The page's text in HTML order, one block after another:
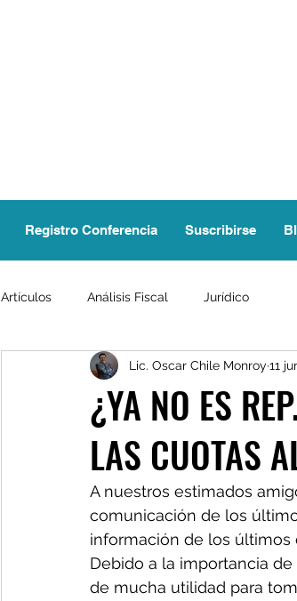
Registro Conferencia Suscribirse
Artículos Análisis Fiscal Jurídico
¿YA NO ES
LAS CUOTAS
Lic. Oscar Chile Monroy 11
A nuestros estimados
comunicación de los
información de los últimos
Debido a la importancia
de mucha utilidad para